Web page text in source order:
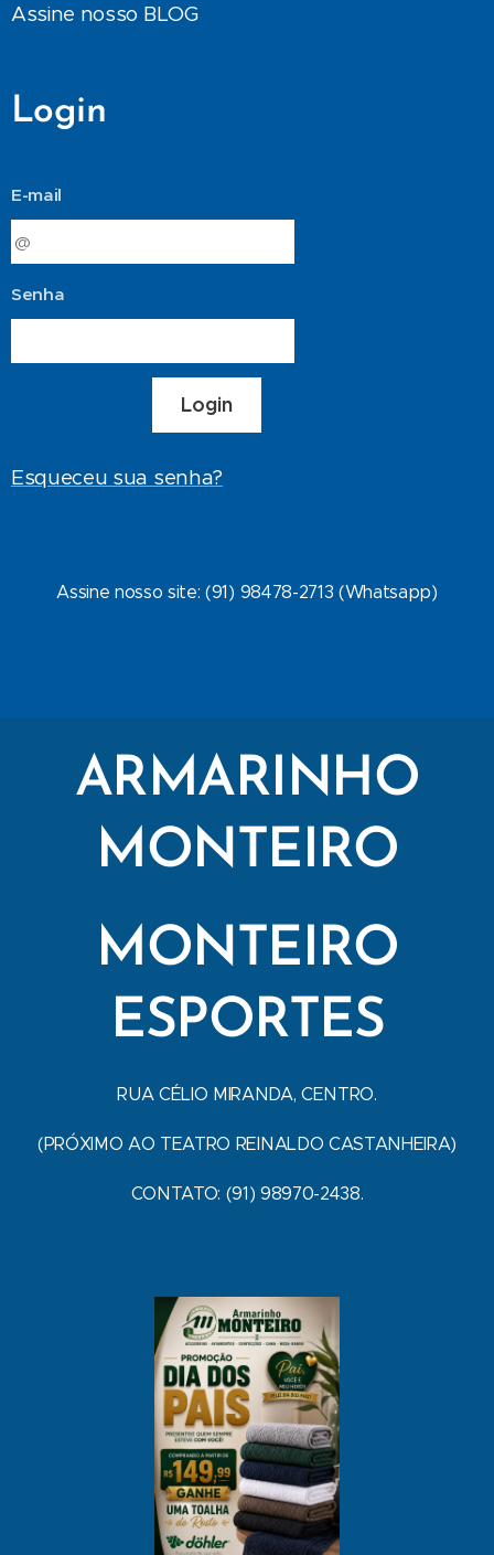
Assine nosso BLOG
Login
E-mail
Senha
Login
Esqueceu sua senha?
Assine nosso site: (91) 98478-2713 (Whatsapp)
ARMARINHO
MONTEIRO
MONTEIRO
ESPORTES
RUA CÉLIO MIRANDA, CENTRO.
(PRÓXIMO AO TEATRO REINALDO CASTANHEIRA)
CONTATO: (91) 98970-2438.